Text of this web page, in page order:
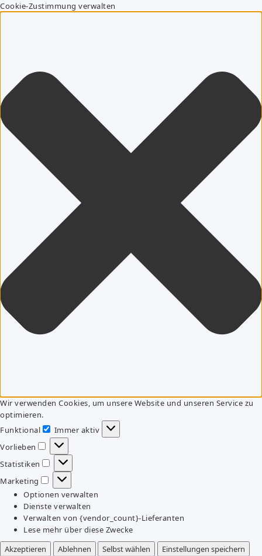
Cookie-Zustimmung verwalten
Wir verwenden Cookies, um unsere Website und unseren Service zu
optimieren.
Funktional
Funktional
Immer aktiv
Vorlieben
Vorlieben
Statistiken
Statistiken
Marketing
Marketing
Optionen verwalten
Dienste verwalten
Verwalten von {vendor_count}-Lieferanten
Lese mehr über diese Zwecke
Akzeptieren
Ablehnen Selbst wählen
Einstellungen speichern